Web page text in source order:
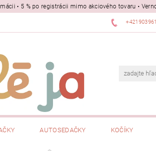
• 5 % po registrácii mimo akciového tovaru •
AUTOSEDAČKY KOČÍKY